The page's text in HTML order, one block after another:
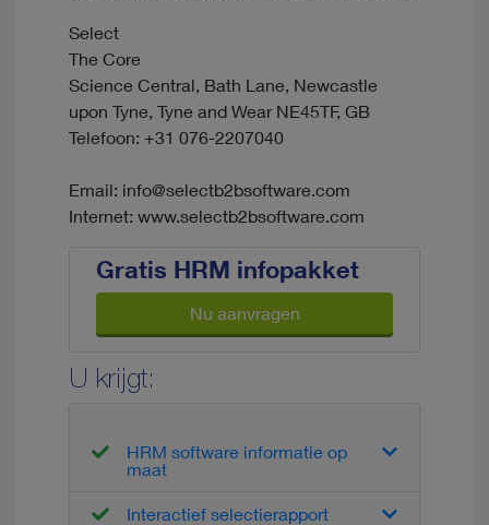
Select
The Core
Science Central, Bath Lane, Newcastle
upon Tyne, Tyne and Wear NE45TF, GB
Telefoon: +31 076-2207040
Email: info@selectb2bsoftware.com
Internet: www.selectb2bsoftware.com
Gratis HRM infopakket
Nu aanvragen
U krijgt:
HRM software informatie op
maat
Interactief selectierapport